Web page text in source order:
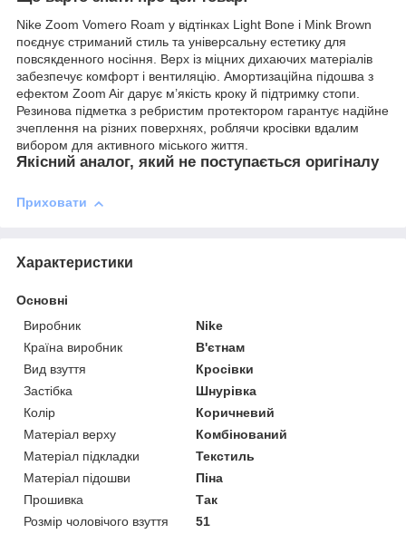
Nike Zoom Vomero Roam у відтінках Light Bone і Mink Brown
поєднує стриманий стиль та універсальну естетику для
повсякденного носіння. Верх із міцних дихаючих матеріалів
забезпечує комфорт і вентиляцію. Амортизаційна підошва з
ефектом Zoom Air дарує м’якість кроку й підтримку стопи.
Резинова підметка з ребристим протектором гарантує надійне
зчеплення на різних поверхнях, роблячи кросівки вдалим
вибором для активного міського життя.
Якісний аналог, який не поступається оригіналу
Приховати
Характеристики
Основні
Виробник
Nike
Країна виробник
В'єтнам
Вид взуття
Кросівки
Застібка
Шнурівка
Колір
Коричневий
Матеріал верху
Комбінований
Матеріал підкладки
Текстиль
Матеріал підошви
Піна
Прошивка
Так
Розмір чоловічого взуття
51